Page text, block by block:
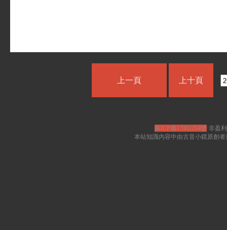
上一頁 上十頁
蘇ICP備17001294號·非盈
本站知識內容中由古音小鏡原創